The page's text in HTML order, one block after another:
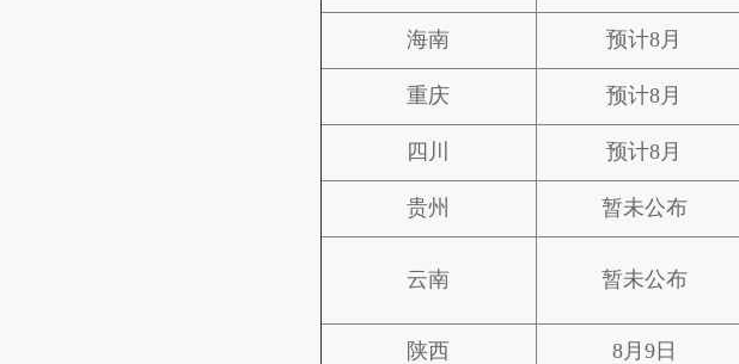
海南 预计8月
重庆 预计8月
四川 预计8月
贵州 暂未公布
云南 暂未公布
陕西 8月9日